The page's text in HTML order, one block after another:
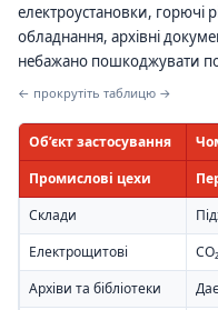
електроустановки, горючі
обладнання, архівні
небажано пошкоджувати
← прокрутіть таблицю →
Об’єкт застосування
Промислові цехи
Склади
Електрощитові
Архіви та бібліотеки